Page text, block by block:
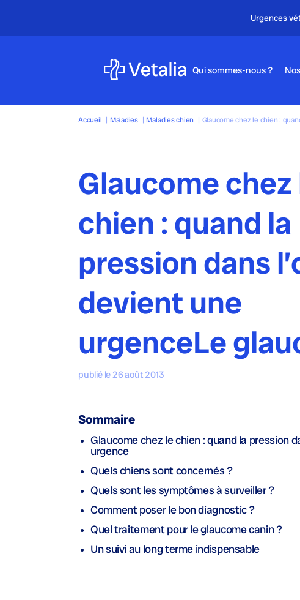
Qui sommes-nous ?
Accueil | Maladies | Maladies chien | Glaucome chez le chien :
Glaucome chez
chien : quand la
pression dans
devient une
urgenceLe
publié le 26 août 2013
Sommaire
Glaucome chez le chien : quand la pression
urgence
Quels chiens sont concernés ?
Quels sont les symptômes à surveiller ?
Comment poser le bon diagnostic ?
Quel traitement pour le glaucome canin ?
Un suivi au long terme indispensable